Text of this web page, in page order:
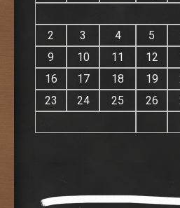
2
3 4 5
9
10 11 12
16
17 18 19
23
24 25 26